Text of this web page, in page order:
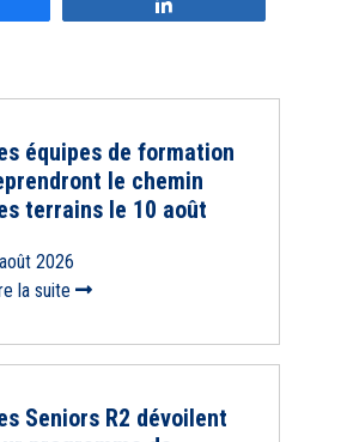
équipes de formation
le chemin
terrains le 10 août
2026
la suite
Seniors R2 dévoilent